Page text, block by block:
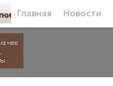
Главная Новости